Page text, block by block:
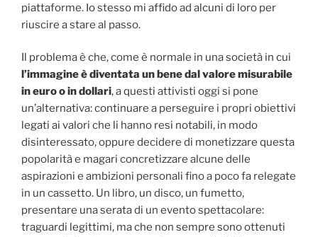
piattaforme. Io stesso mi affido ad alcuni di loro per
riuscire a stare al passo.
Il problema è che, come è normale in una società in cui
l’immagine è diventata un bene dal valore misurabile
in euro o in dollari, a questi attivisti oggi si pone
un’alternativa: continuare a perseguire i propri obiettivi
legati ai valori che li hanno resi notabili, in modo
disinteressato, oppure decidere di monetizzare questa
popolarità e magari concretizzare alcune delle
aspirazioni e ambizioni personali fino a poco fa relegate
in un cassetto. Un libro, un disco, un fumetto,
presentare una serata di un evento spettacolare:
traguardi legittimi, ma che non sempre sono ottenuti